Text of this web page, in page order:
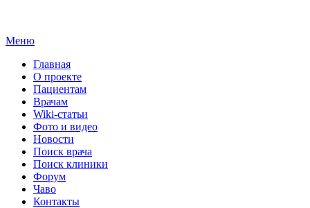
Меню
Главная
О проекте
Пациентам
Врачам
Wiki-статьи
Фото и видео
Новости
Поиск врача
Поиск клиники
Форум
Чаво
Контакты